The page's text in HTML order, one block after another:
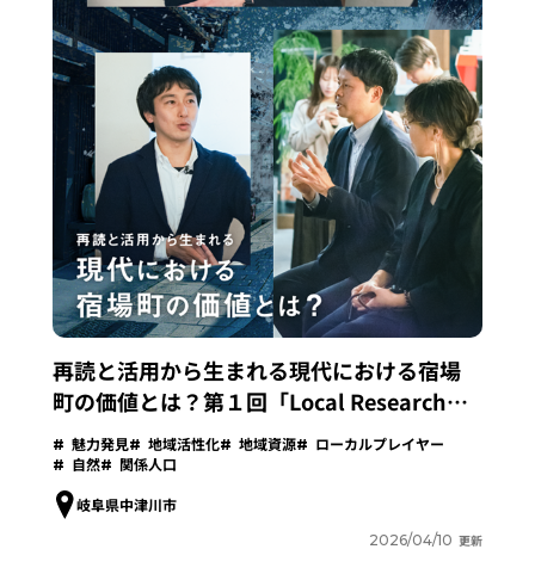
再読と活用から生まれる現代における宿場
町の価値とは？第１回「Local Research
Lab」開催レポート
魅力発見 地域活性化 地域資源
ローカルプレイヤー
自然
関係人口
岐阜県中津川市
2026/04/10 更新